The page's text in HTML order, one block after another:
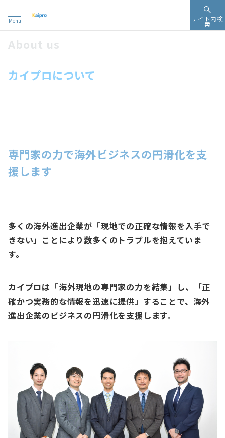
Menu サイト内検
索
About us
カイプロについて
専門家の力で海外ビジネスの円滑化を支
援します
多くの海外進出企業が 「現地での正確な情報を入手で
きない」 ことにより数多くのトラブルを抱えていま
す。
カイプロは「海外現地の専門家の力を結集 」し、「正
確かつ実務的な情報を迅速に提供 」することで、海外
進出企業のビジネスの円滑化を支援します。